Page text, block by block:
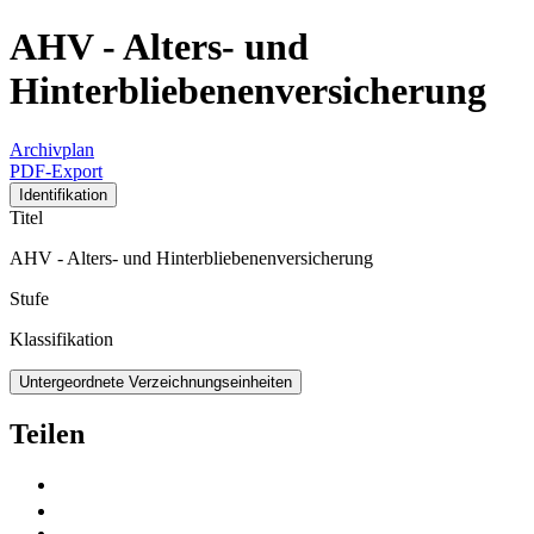
AHV - Alters- und
Hinterbliebenenversicherung
Archivplan
PDF-Export
Identifikation
Titel
AHV - Alters- und Hinterbliebenenversicherung
Stufe
Klassifikation
Untergeordnete Verzeichnungseinheiten
Teilen